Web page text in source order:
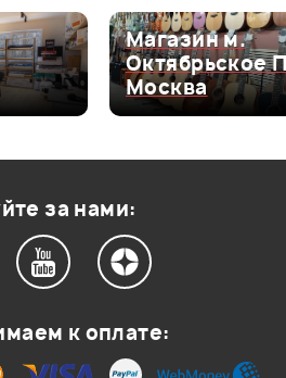
0
0
0
Магазин м.
Октябрьское
Москва
за нами:
к оплате: